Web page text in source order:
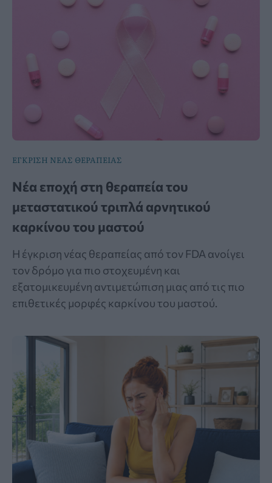
ΕΓΚΡΙΣΗ ΝΕΑΣ ΘΕΡΑΠΕΙΑΣ
Νέα εποχή στη θεραπεία του
μεταστατικού τριπλά αρνητικού
καρκίνου του μαστού
Η έγκριση νέας θεραπείας από τον FDA ανοίγει
τον δρόμο για πιο στοχευμένη και
εξατομικευμένη αντιμετώπιση μιας από τις πιο
επιθετικές μορφές καρκίνου του μαστού.